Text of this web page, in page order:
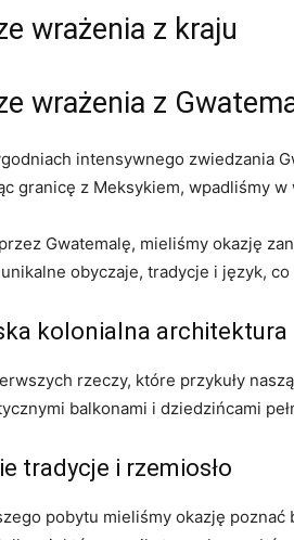
wrażenia z kraju
wrażenia z
intensywnego zwiedzania
granicę z Meksykiem, wpadliśmy
Gwatemalę, mieliśmy okazję
unikalne obyczaje, tradycje i język,
kolonialna architektura
rzeczy, które przykuły
balkonami i dziedzińcami
tradycje i rzemiosło
pobytu mieliśmy okazję